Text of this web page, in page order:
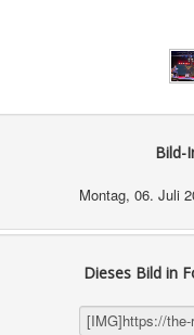
Bild-
Montag, 06. Juli
Dieses Bild in